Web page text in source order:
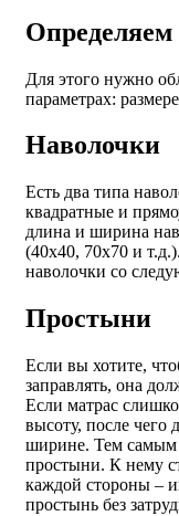
Определяем
Для этого нужно
параметрах:
Наволочки
Есть два типа
квадратные и
длина и ширина
(40х40, 70х70 и
наволочки со
Простыни
Если вы хотите,
заправлять, она
Если матрас
высоту, после чего
ширине. Тем самым
простыни. К нему
каждой стороны –
простынь без